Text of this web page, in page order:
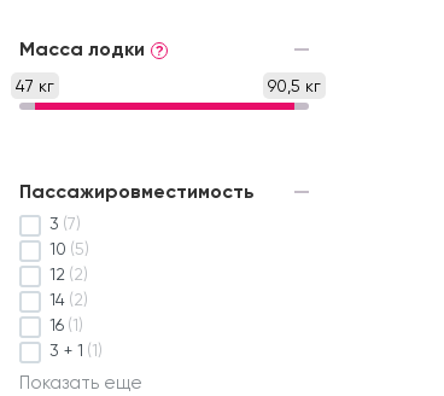
Масса лодки ?
47 кг 90,5 кг
Пассажировместимость
3 (7)
10 (5)
12 (2)
14 (2)
16 (1)
3 + 1 (1)
Показать еще